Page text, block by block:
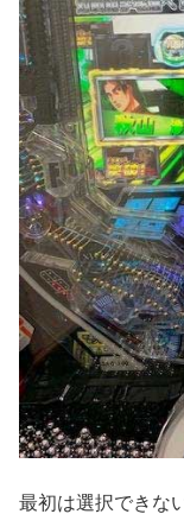
最初は選択できな